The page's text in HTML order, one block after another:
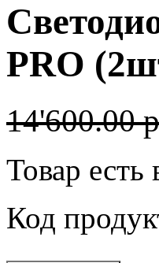
PRO
14'600.00
Товар
Код